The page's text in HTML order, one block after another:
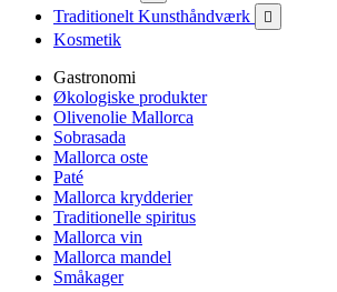
Traditionelt Kunsthåndværk 
Kosmetik
Gastronomi
Økologiske produkter
Olivenolie Mallorca
Sobrasada
Mallorca oste
Paté
Mallorca krydderier
Traditionelle spiritus
Mallorca vin
Mallorca mandel
Småkager